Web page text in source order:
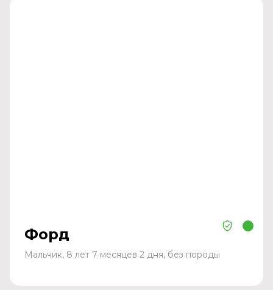
Форд
Мальчик, 8 лет 7 месяцев 2 дня, без породы